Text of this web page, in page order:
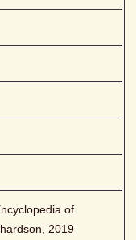
of
2019